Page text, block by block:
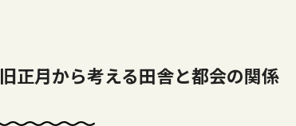
旧正月から考える田舎と都会の関係